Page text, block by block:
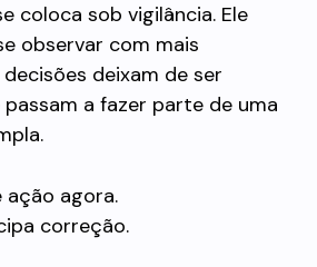
coloca sob vigilância. Ele
observar com mais
deixam de ser
a fazer parte de uma
ação agora.
correção.